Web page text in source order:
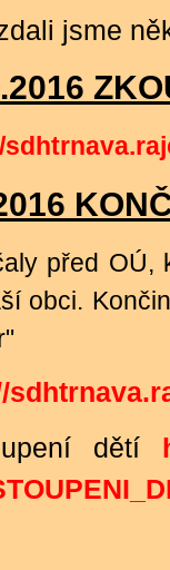
jsme
před OÚ,
obci.
dětí